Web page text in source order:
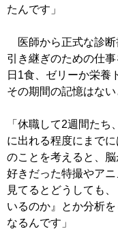
たんです」
医師から正式な診断
引き継ぎのための仕
日1食、ゼリーか栄養
その期間の記憶はない
「休職して2週間た
に出れる程度にまで
のことを考えると、
好きだった特撮やアニ
見てるとどうしても
いるのか』とか分析
なるんです」